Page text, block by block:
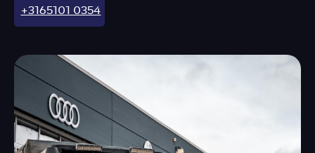
+3165101 0354